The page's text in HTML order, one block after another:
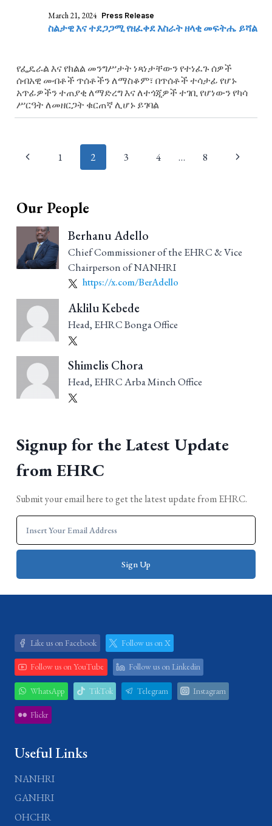
March 21, 2024 Press Release
ስልታዊ እና ተደጋጋሚ የዘፈቀደ እስራት ዘላቂ መፍትሔ ይሻል
የፌዴራል እና የክልል መንግሥታት ነጻነታቸውን የተነፈጉ ሰዎች
ሰብአዊ መብቶች ጥሰቶችን ለማስቆም፣ በጥሰቶች ተሳታፊ የሆኑ
አጥፊዎችን ተጠያቂ ለማድረግ እና ለተጎጂዎች ተገቢ የሆነውን የካሳ
ሥርዓት ለመዘርጋት ቁርጠኛ ሊሆኑ ይገባል
Page
1 2 3 4 … 8
Our People
Berhanu Adello
Chief Commissioner of the EHRC & Vice
Chairperson of NANHRI
https://x.com/BerAdello
Aklilu Kebede
Head, EHRC Bonga Office
Shimelis Chora
Head, EHRC Arba Minch Office
Signup for the Latest Update
from EHRC
Submit your email here to get the latest update from EHRC.
Like us on Facebook Follow us on X
Follow us on YouTube Follow us on Linkedin
WhatsApp TikTok Telegram Instagram
Flickr
Useful Links
NANHRI
GANHRI
OHCHR